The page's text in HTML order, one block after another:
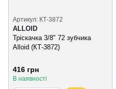
Артикул: КТ-3872
ALLOID
Тріскачка 3/8" 72 зубчика
Alloid (КТ-3872)
416 грн
В наявності